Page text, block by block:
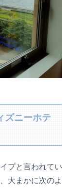
ズニーホテ
プと言われてい
大まかに次のよ